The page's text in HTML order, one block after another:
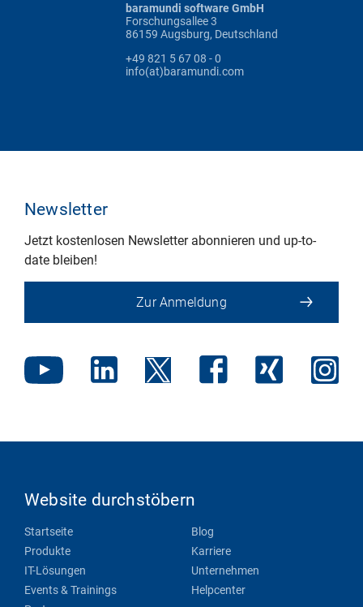
baramundi software GmbH
Forschungsallee 3
86159 Augsburg, Deutschland
+49 821 5 67 08 - 0
info(at)baramundi.com
Newsletter
Jetzt kostenlosen Newsletter abonnieren und up-to-
date bleiben!
Zur Anmeldung
Website durchstöbern
Startseite
Produkte
IT-Lösungen
Events & Trainings
Blog
Karriere
Unternehmen
Helpcenter